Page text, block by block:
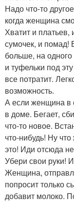
Надо что-то
когда женщина
Хватит и платьев,
сумочек, и помад!
больше, на
и туфельки под
все потратит.
возможность.
А если женщина в
в доме. Бегает,
что-то новое.
что-нибудь! Ну
это! Иди отсюда
Убери свои руки!
Женщина,
попросит только
добавит молоко.